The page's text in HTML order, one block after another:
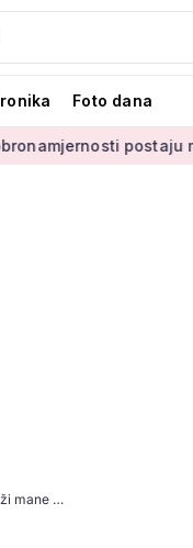
Foto dana
postaju meta prijevare'
[Duhovni zakon] Ljubav je dovoljno strpljiva da izdrži mane koje ne možemo izliječiti